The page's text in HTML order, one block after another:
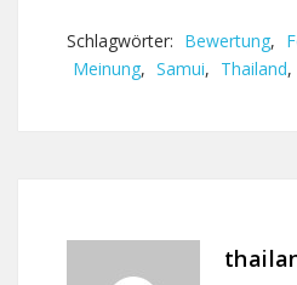
Schlagwörter: Bewertung,
Meinung, Samui, Thailand,